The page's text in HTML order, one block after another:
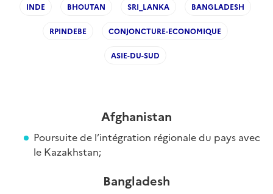
INDE BHOUTAN SRI_LANKA BANGLADESH
RPINDEBE CONJONCTURE-ECONOMIQUE
ASIE-DU-SUD
Afghanistan
Poursuite de l’intégration régionale du pays avec
le Kazakhstan;
Bangladesh